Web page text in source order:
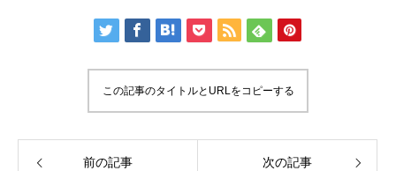
この記事のタイトルとURLをコピーする
前の記事 次の記事